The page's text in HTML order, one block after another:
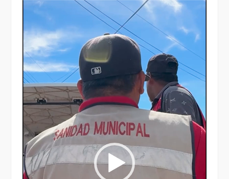
Reproductor
vídeo